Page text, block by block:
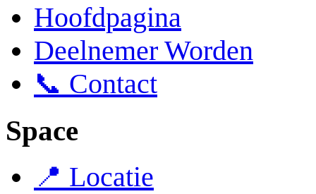
Hoofdpagina
Deelnemer Worden
📞 Contact
Space
📍 Locatie